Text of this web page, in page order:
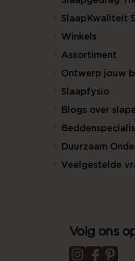
SlaapKwaliteit
Winkels
Assortiment
Ontwerp jouw
Slaapfysio
Blogs over
Duurzaam
Veelgestelde
Volg ons